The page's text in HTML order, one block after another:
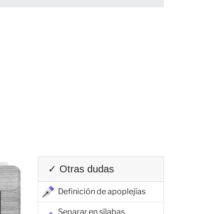
✓ Otras dudas
Definición de apoplejías
Separar en sílabas